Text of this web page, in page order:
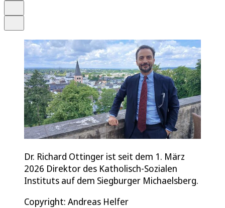
Dr. Richard Ottinger ist seit dem 1. März
2026 Direktor des Katholisch-Sozialen
Instituts auf dem Siegburger Michaelsberg.
Copyright: Andreas Helfer